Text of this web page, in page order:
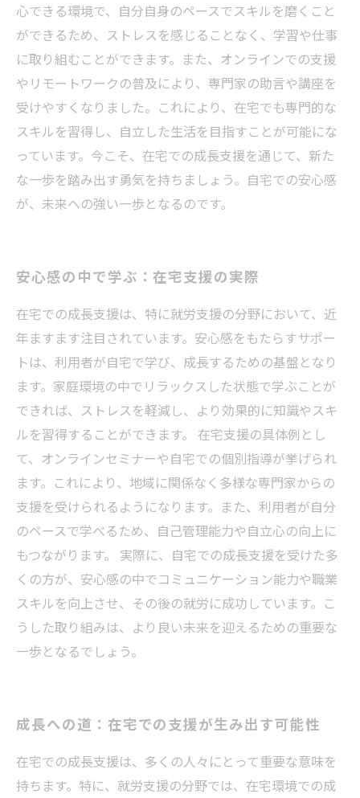
心できる環境で、自分自身のペースでスキルを磨くこと
ができるため、ストレスを感じることなく、学習や仕事
に取り組むことができます。また、オンラインでの支援
やリモートワークの普及により、専門家の助言や講座を
受けやすくなりました。これにより、在宅でも専門的な
スキルを習得し、自立した生活を目指すことが可能にな
っています。今こそ、在宅での成長支援を通じて、新た
な一歩を踏み出す勇気を持ちましょう。自宅での安心感
が、未来への強い一歩となるのです。
安心感の中で学ぶ：在宅支援の実際
在宅での成長支援は、特に就労支援の分野において、近
年ますます注目されています。安心感をもたらすサポー
トは、利用者が自宅で学び、成長するための基盤となり
ます。家庭環境の中でリラックスした状態で学ぶことが
できれば、ストレスを軽減し、より効果的に知識やスキ
ルを習得することができます。 在宅支援の具体例とし
て、オンラインセミナーや自宅での個別指導が挙げられ
ます。これにより、地域に関係なく多様な専門家からの
支援を受けられるようになります。また、利用者が自分
のペースで学べるため、自己管理能力や自立心の向上に
もつながります。 実際に、自宅での成長支援を受けた多
くの方が、安心感の中でコミュニケーション能力や職業
スキルを向上させ、その後の就労に成功しています。こ
うした取り組みは、より良い未来を迎えるための重要な
一歩となるでしょう。
成長への道：在宅での支援が生み出す可能性
在宅での成長支援は、多くの人々にとって重要な意味を
持ちます。特に、就労支援の分野では、在宅環境での成